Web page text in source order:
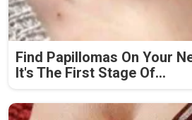
Find Papillomas On Your
It's The First Stage Of...